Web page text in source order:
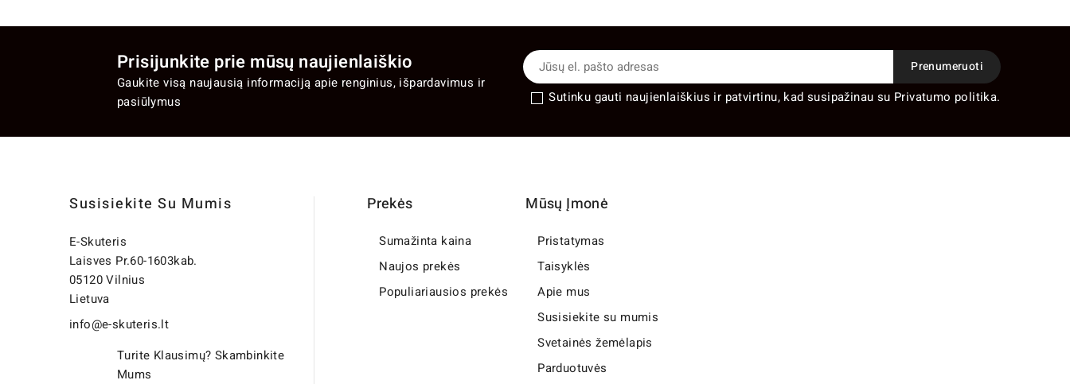
Prisijunkite prie mūsų naujienlaiškio
Gaukite visą naujausią informaciją apie renginius, išpardavimus ir
pasiūlymus
Sutinku gauti naujienlaiškius ir patvirtinu, kad susipažinau su Privatumo politika.
Susisiekite Su Mumis
E-Skuteris
Laisves Pr.60-1603kab.
05120 Vilnius
Lietuva
info@e-skuteris.lt
Turite Klausimų? Skambinkite
Mums
Prekės
Sumažinta kaina
Naujos prekės
Populiariausios prekės
Mūsų Įmonė
Pristatymas
Taisyklės
Apie mus
Susisiekite su mumis
Svetainės žemėlapis
Parduotuvės